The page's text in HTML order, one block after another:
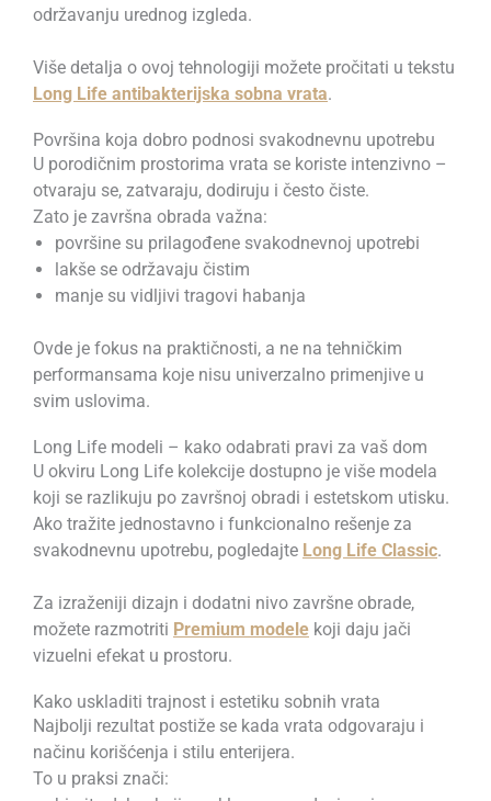
održavanju urednog izgleda.
Više detalja o ovoj tehnologiji možete pročitati u tekstu
Long Life antibakterijska sobna vrata.
Površina koja dobro podnosi svakodnevnu upotrebu
U porodičnim prostorima vrata se koriste intenzivno –
otvaraju se, zatvaraju, dodiruju i često čiste.
Zato je završna obrada važna:
površine su prilagođene svakodnevnoj upotrebi
lakše se održavaju čistim
manje su vidljivi tragovi habanja
Ovde je fokus na praktičnosti, a ne na tehničkim
performansama koje nisu univerzalno primenjive u
svim uslovima.
Long Life modeli – kako odabrati pravi za vaš dom
U okviru Long Life kolekcije dostupno je više modela
koji se razlikuju po završnoj obradi i estetskom utisku.
Ako tražite jednostavno i funkcionalno rešenje za
svakodnevnu upotrebu, pogledajte Long Life Classic.
Za izraženiji dizajn i dodatni nivo završne obrade,
možete razmotriti Premium modele koji daju jači
vizuelni efekat u prostoru.
Kako uskladiti trajnost i estetiku sobnih vrata
Najbolji rezultat postiže se kada vrata odgovaraju i
načinu korišćenja i stilu enterijera.
To u praksi znači: